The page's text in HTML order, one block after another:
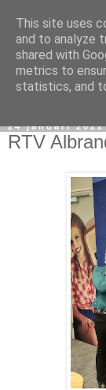
24 januari 2022
RTV
This site uses
and to analyze
shared with
metrics to
statistics, and